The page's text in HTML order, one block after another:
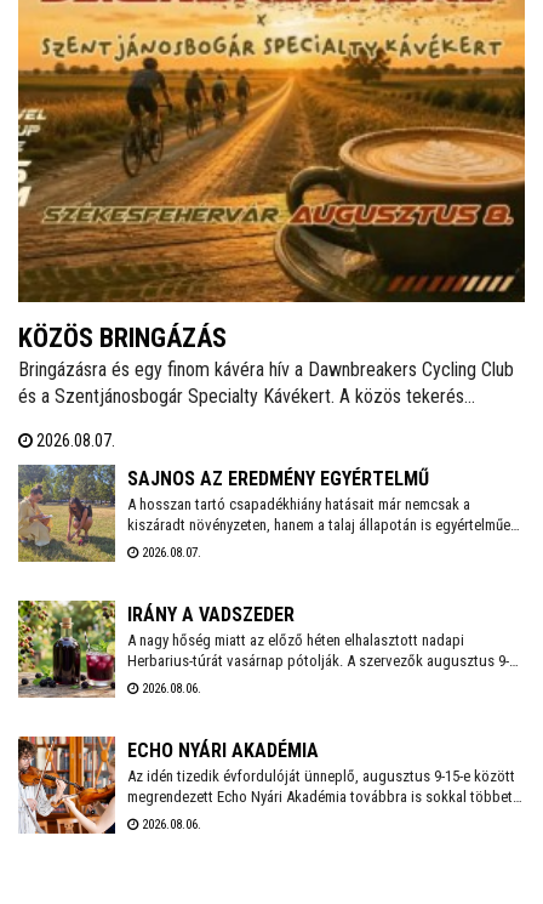
KÖZÖS BRINGÁZÁS
Bringázásra és egy finom kávéra hív a Dawnbreakers Cycling Club
és a Szentjánosbogár Specialty Kávékert. A közös tekerés
utcai vendéglátóhelytől, az ingyenes programhoz bármilyen
kerékpárral lehet csatlakozni.
2026.08.07.
SAJNOS AZ EREDMÉNY EGYÉRTELMŰ
A hosszan tartó csapadékhiány hatásait már nemcsak a
kiszáradt növényzeten, hanem a talaj állapotán is egyértelműen
mérni lehet. A Városgondnokság szakemberei talajnedvesség-
jelenlegi helyzetről.
2026.08.07.
IRÁNY A VADSZEDER
A nagy hőség miatt az előző héten elhalasztott nadapi
Herbarius-túrát vasárnap pótolják. A szervezők augusztus 9-én
várnak mindenkit, aki szívesen csatlakozna a programhoz, hogy
Nadapról indul, a részvételhez ezúttal is előzetes
2026.08.06.
ECHO NYÁRI AKADÉMIA
Az idén tizedik évfordulóját ünneplő, augusztus 9-15-e között
megrendezett Echo Nyári Akadémia továbbra is sokkal többet
kínál, mint egy hagyományos zenei mesterkurzus. A családias
2026.08.06.